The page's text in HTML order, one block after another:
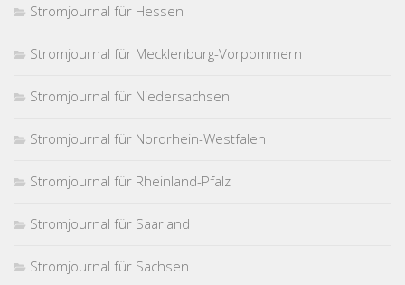
Stromjournal für Hessen
Stromjournal für Mecklenburg-Vorpommern
Stromjournal für Niedersachsen
Stromjournal für Nordrhein-Westfalen
Stromjournal für Rheinland-Pfalz
Stromjournal für Saarland
Stromjournal für Sachsen